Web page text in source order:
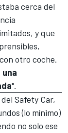
cerca del
y que
otro coche.
".
Safety Car,
(lo mínimo)
no solo ese